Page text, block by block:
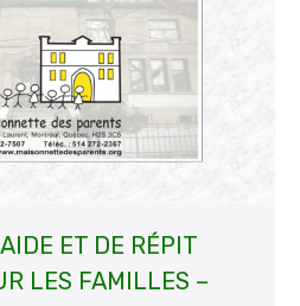
ET DE RÉPIT
LES FAMILLES –